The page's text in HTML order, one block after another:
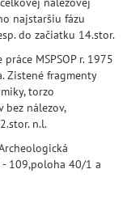
najstaršiu fázu
do začiatku 14.stor.
MSPSOP r. 1975
Zistené fragmenty
torzo
nálezov,
n.l.
109,poloha 40/1 a